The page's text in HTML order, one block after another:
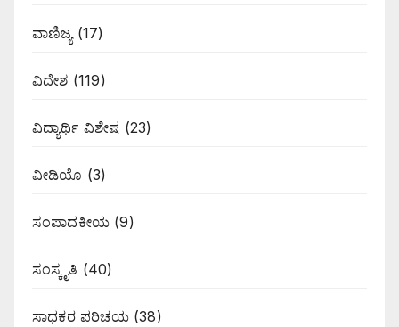
ವಾಣಿಜ್ಯ(17)
ವಿದೇಶ (119)
ವಿದ್ಯಾರ್ಥಿ ವಿಶೇಷ (23)
ವೀಡಿಯೊ (3)
ಸಂಪಾದಕೀಯ (9)
ಸಂಸ್ಕೃತಿ (40)
ಸಾಧಕರ ಪರಿಚಯ(38)